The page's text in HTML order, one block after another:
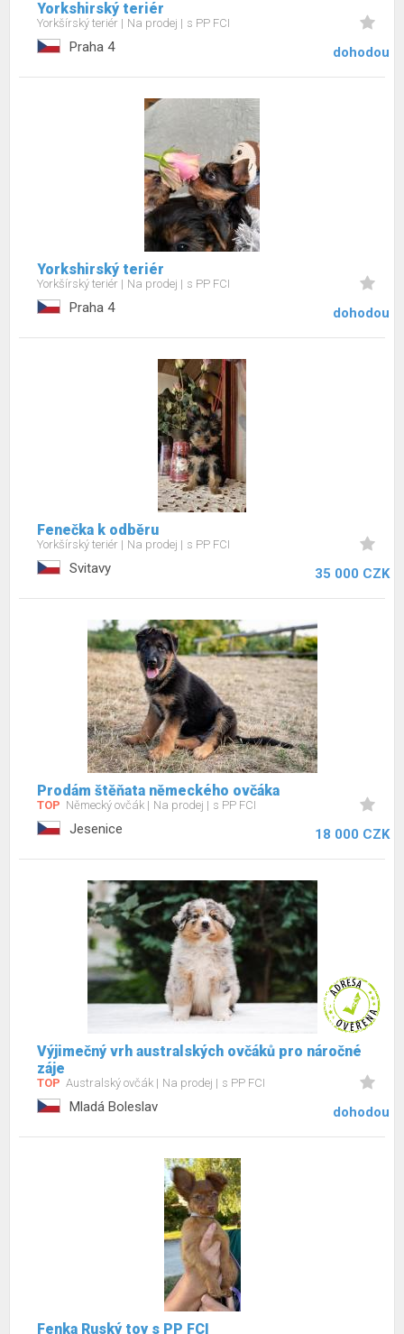
Yorkshirský teriér
Yorkšírský teriér Na prodej s PP FCI
Praha 4 dohodou
Yorkshirský teriér
Yorkšírský teriér Na prodej s PP FCI
Praha 4 dohodou
Fenečka k odběru
Yorkšírský teriér Na prodej s PP FCI
Svitavy 35 000 CZK
Prodám štěňata německého ovčáka
TOP Německý ovčák Na prodej s PP FCI
Jesenice 18 000 CZK
Výjimečný vrh australských ovčáků pro náročné
záje
TOP Australský ovčák Na prodej s PP FCI
Mladá Boleslav dohodou
Fenka Ruský toy s PP FCI